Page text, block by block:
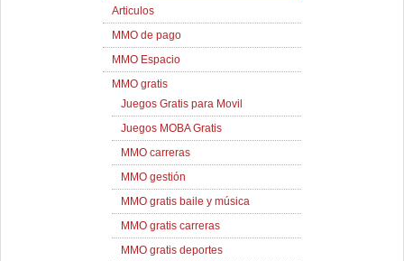
Articulos
MMO de pago
MMO Espacio
MMO gratis
Juegos Gratis para Movil
Juegos MOBA Gratis
MMO carreras
MMO gestión
MMO gratis baile y música
MMO gratis carreras
MMO gratis deportes